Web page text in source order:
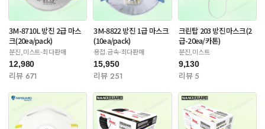
3M-8710L 방진 2급 마스
크(20ea/pack)
분진,미스트-최다판매
12,980
리뷰 671
3M-8822 방진 1급 마스크
(10ea/pack)
용접.금속-최다판매
15,950
리뷰 251
크린탑 203 방진마스크(2
급-20ea/카톤)
분진,미스트
9,130
리뷰 5